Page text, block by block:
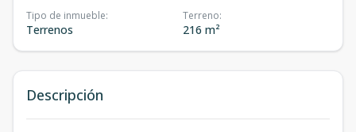
Tipo de inmueble:
Terrenos
Terreno:
216 m²
Descripción